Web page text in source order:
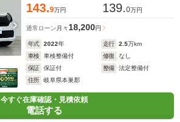
143.9万円 139.0万円
通常ローン 月々 18,200円
年式 2022年 走行 2.5万km
車検
車検整備付 修復
なし
保証
保証付 整備
法定整備付
住所
岐阜県本巣郡
今すぐ在庫確認・見積依頼
電話する